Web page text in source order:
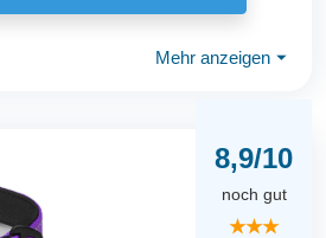
Mehr anzeigen ⏷
8,9/10
noch gut
★★★